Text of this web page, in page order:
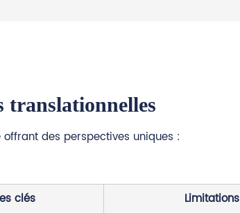
translationnelles
des perspectives uniques :
clés Limitations